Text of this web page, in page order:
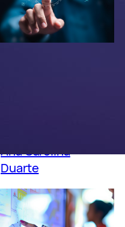
Ana Carolina
Duarte